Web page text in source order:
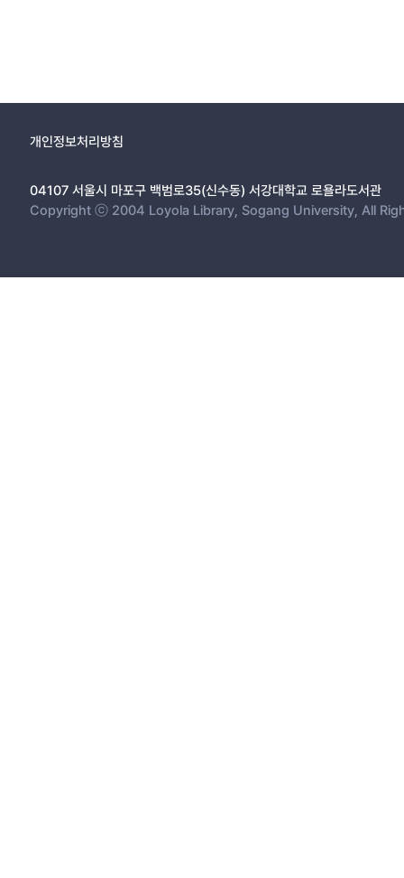
개인정보처리방침
04107 서울시 마포구 백범로35(신수동) 서강대학교 로욜라도서관
Copyright ⓒ 2004 Loyola Library, Sogang University, All